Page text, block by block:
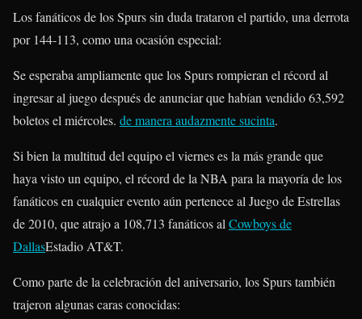
Los fanáticos de los Spurs sin duda trataron el partido, una derrota
por 144-113, como una ocasión especial:
Se esperaba ampliamente que los Spurs rompieran el récord al
ingresar al juego después de anunciar que habían vendido 63,592
boletos el miércoles. de manera audazmente sucinta.
Si bien la multitud del equipo el viernes es la más grande que
haya visto un equipo, el récord de la NBA para la mayoría de los
fanáticos en cualquier evento aún pertenece al Juego de Estrellas
de 2010, que atrajo a 108,713 fanáticos al Cowboys de
DallasEstadio AT&T.
Como parte de la celebración del aniversario, los Spurs también
trajeron algunas caras conocidas: